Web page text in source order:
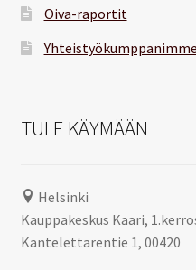
Oiva-raportit
Yhteistyökumppanimme
TULE KÄYMÄÄN
Helsinki
Kauppakeskus Kaari,
Kantelettarentie 1, 00420